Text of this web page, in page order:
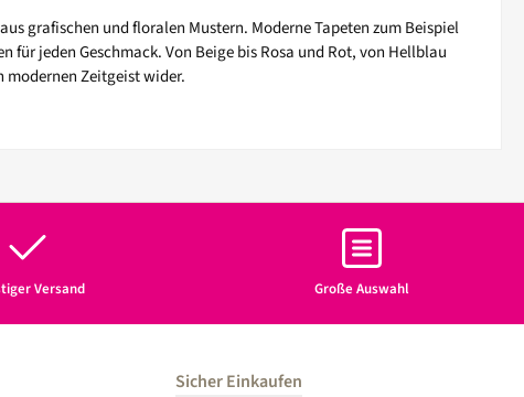
grafischen und floralen Mustern. Moderne Tapeten zum Beispiel
jeden Geschmack. Von Beige bis Rosa und Rot, von Hellblau
modernen Zeitgeist wider.
Versand Große Auswahl
Sicher Einkaufen